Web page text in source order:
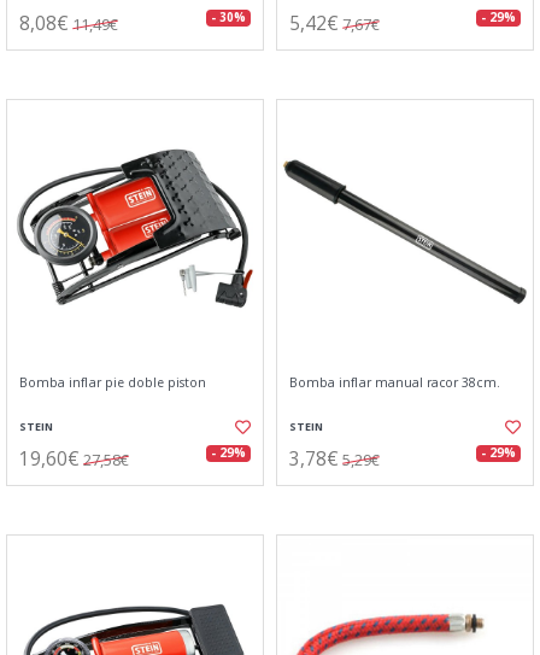
8,08€ 11,49€ - 30% 5,42€ 7,67€ - 29%
Bomba inflar pie doble piston
STEIN
19,60€ 27,58€ - 29%
Bomba inflar manual racor 38cm.
STEIN
3,78€ 5,29€ - 29%